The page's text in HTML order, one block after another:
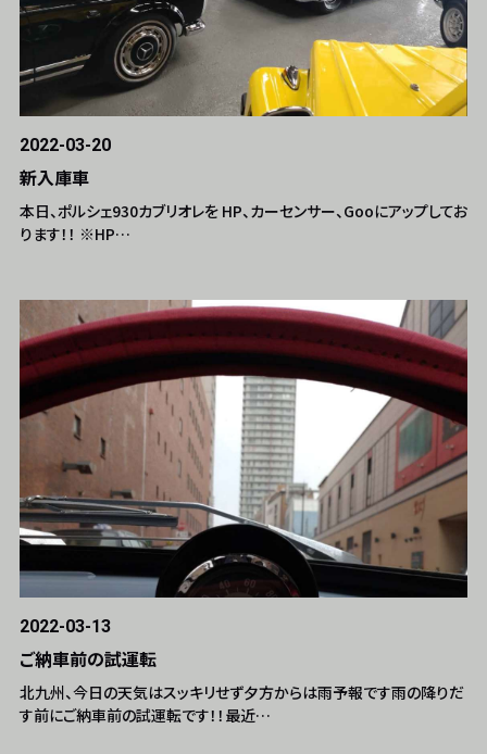
2022-03-20
新入庫車
本日、ポルシェ930カブリオレを HP、カーセンサー、Gooにアップしてお
ります！！ ※HP…
2022-03-13
ご納車前の試運転
北九州、今日の天気はスッキリせず夕方からは雨予報です雨の降りだ
す前にご納車前の試運転です！！最近…